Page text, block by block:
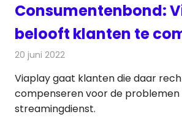
Consumentenbond:
belooft klanten te
20 juni 2022
Viaplay gaat klanten die daar
compenseren voor de
streamingdienst.